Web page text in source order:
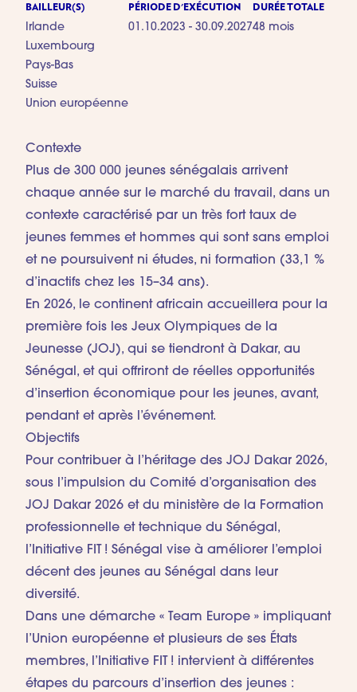
BAILLEUR(S)
Irlande
Luxembourg
Pays-Bas
Suisse
Union européenne
PÉRIODE D'EXÉCUTION
01.10.2023 - 30.09.2027
DURÉE TOTALE
48 mois
Contexte
Plus de 300 000 jeunes sénégalais arrivent
chaque année sur le marché du travail, dans un
contexte caractérisé par un très fort taux de
jeunes femmes et hommes qui sont sans emploi
et ne poursuivent ni études, ni formation (33,1 %
d’inactifs chez les 15–34 ans).
En 2026, le continent africain accueillera pour la
première fois les Jeux Olympiques de la
Jeunesse (JOJ), qui se tiendront à Dakar, au
Sénégal, et qui offriront de réelles opportunités
d’insertion économique pour les jeunes, avant,
pendant et après l’événement.
Objectifs
Pour contribuer à l’héritage des JOJ Dakar 2026,
sous l’impulsion du Comité d’organisation des
JOJ Dakar 2026 et du ministère de la Formation
professionnelle et technique du Sénégal,
l’Initiative FIT ! Sénégal vise à améliorer l’emploi
décent des jeunes au Sénégal dans leur
diversité.
Dans une démarche « Team Europe » impliquant
l’Union européenne et plusieurs de ses États
membres, l’Initiative FIT ! intervient à différentes
étapes du parcours d’insertion des jeunes :